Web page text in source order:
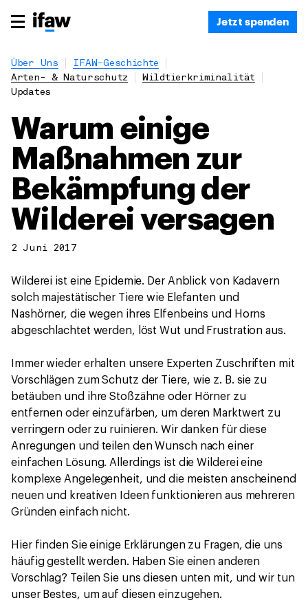
Jetzt spenden
Über Uns
IFAW-Geschichte
Arten- & Naturschutz
Wildtierkriminalität
Updates
Warum einige
Maßnahmen zur
Bekämpfung der
Wilderei versagen
2 Juni 2017
Wilderei ist eine Epidemie. Der Anblick von Kadavern
solch majestätischer Tiere wie Elefanten und
Nashörner, die wegen ihres Elfenbeins und Horns
abgeschlachtet werden, löst Wut und Frustration aus.
Immer wieder erhalten unsere Experten Zuschriften mit
Vorschlägen zum Schutz der Tiere, wie z. B. sie zu
betäuben und ihre Stoßzähne oder Hörner zu
entfernen oder einzufärben, um deren Marktwert zu
verringern oder zu ruinieren. Wir danken für diese
Anregungen und teilen den Wunsch nach einer
einfachen Lösung. Allerdings ist die Wilderei eine
komplexe Angelegenheit, und die meisten anscheinend
neuen und kreativen Ideen funktionieren aus mehreren
Gründen einfach nicht.
Hier finden Sie einige Erklärungen zu Fragen, die uns
häufig gestellt werden. Haben Sie einen anderen
Vorschlag? Teilen Sie uns diesen unten mit, und wir tun
unser Bestes, um auf diesen einzugehen.